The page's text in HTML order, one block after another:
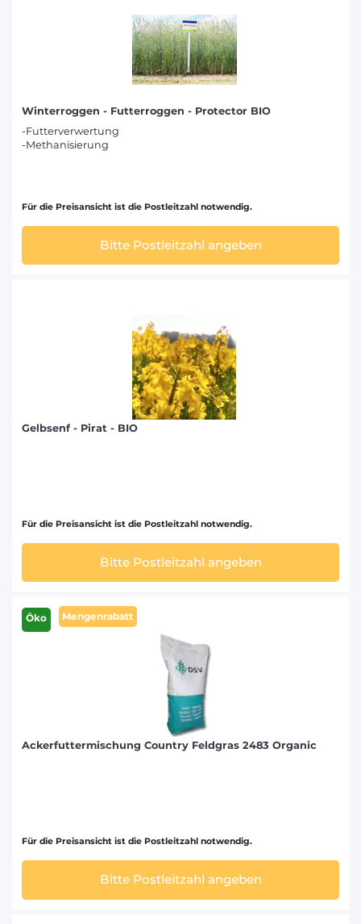
Winterroggen - Futterroggen - Protector BIO
-Futterverwertung
-Methanisierung
Für die Preisansicht ist die Postleitzahl notwendig.
Bitte Postleitzahl angeben
Gelbsenf - Pirat - BIO
Für die Preisansicht ist die Postleitzahl notwendig.
Bitte Postleitzahl angeben
Öko Mengenrabatt
Ackerfuttermischung Country Feldgras 2483 Organic
Für die Preisansicht ist die Postleitzahl notwendig.
Bitte Postleitzahl angeben